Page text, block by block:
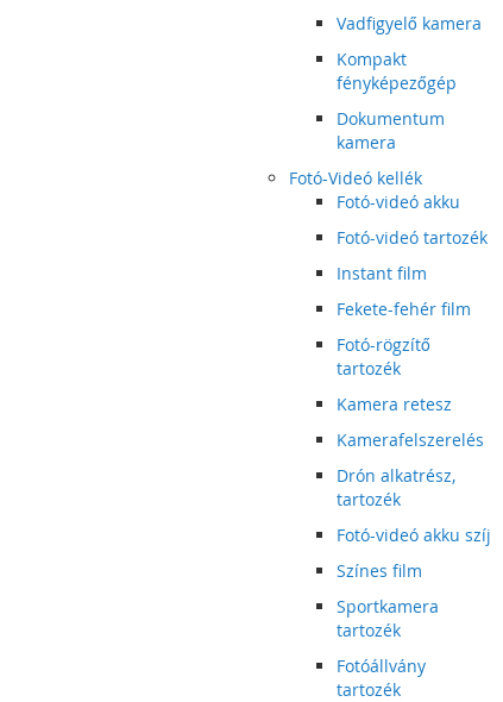
Vadfigyelő kamera
Kompakt
fényképezőgép
Dokumentum
kamera
Fotó-Videó kellék
Fotó-videó akku
Fotó-videó tartozék
Instant film
Fekete-fehér film
Fotó-rögzítő
tartozék
Kamera retesz
Kamerafelszerelés
Drón alkatrész,
tartozék
Fotó-videó akku szíj
Színes film
Sportkamera
tartozék
Fotóállvány
tartozék